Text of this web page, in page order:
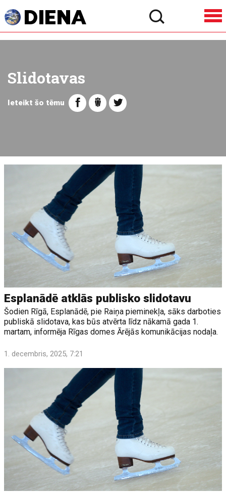
Slidotavas
Ieteikt šo tēmu
Esplanādē atklās publisko slidotavu
Šodien Rīgā, Esplanādē, pie Raiņa pieminekļa, sāks darboties
publiskā slidotava, kas būs atvērta līdz nākamā gada 1.
martam, informēja Rīgas domes Ārējās komunikācijas nodaļa.
1. decembris, 2025, 7:21